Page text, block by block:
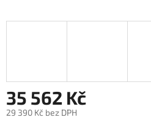
35 562 Kč
29 390 Kč bez DPH